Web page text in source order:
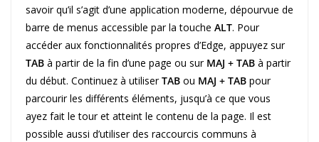
savoir qu’il s’agit d’une application moderne, dépourvue de
barre de menus accessible par la touche ALT. Pour
accéder aux fonctionnalités propres d’Edge, appuyez sur
TAB à partir de la fin d’une page ou sur MAJ + TAB à partir
du début. Continuez à utiliserTAB ou MAJ + TAB pour
parcourir les différents éléments, jusqu’à ce que vous
ayez fait le tour et atteint le contenu de la page. Il est
possible aussi d’utiliser des raccourcis communs à